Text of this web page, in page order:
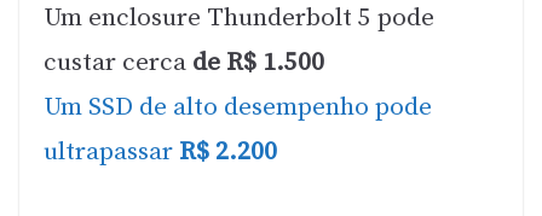
Um enclosure Thunderbolt 5 pode
custar cerca de R$ 1.500
Um SSD de alto desempenho pode
ultrapassar R$ 2.200